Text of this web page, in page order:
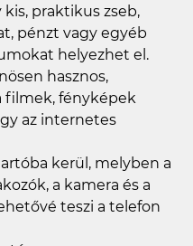
praktikus zseb,
pénzt vagy egyéb
helyezhet el.
hasznos,
filmek, fényképek
az internetes
kerül, melyben a
a kamera és a
teszi a telefon